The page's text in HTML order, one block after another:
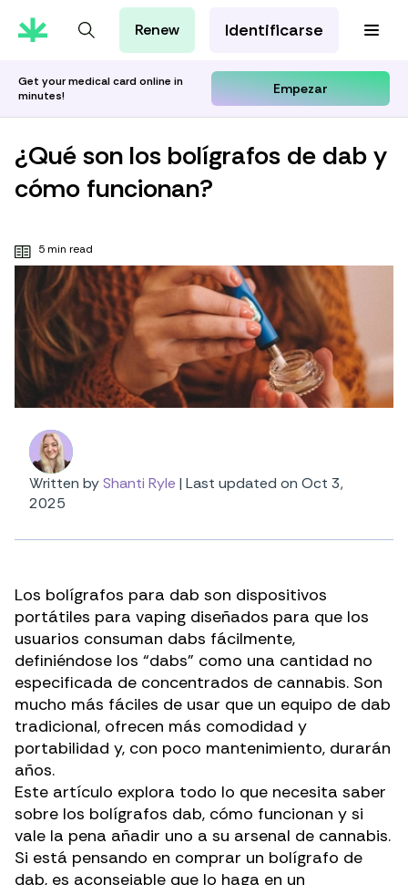
Orientación Cannábica
Aprenda con Leafwell
Renew Identificarse
Get your medical card online in
minutes!
Empezar
¿Qué son los bolígrafos de dab y
cómo funcionan?
5 min read
Written byShanti Ryle | Last updated on Oct 3,
2025
Los bolígrafos para dab son dispositivos
portátiles para vaping diseñados para que los
usuarios consuman dabs fácilmente,
definiéndose los “dabs” como una cantidad no
especificada de concentrados de cannabis. Son
mucho más fáciles de usar que un equipo de dab
tradicional, ofrecen más comodidad y
portabilidad y, con poco mantenimiento, durarán
años.
Este artículo explora todo lo que necesita saber
sobre los bolígrafos dab, cómo funcionan y si
vale la pena añadir uno a su arsenal de cannabis.
Si está pensando en comprar un bolígrafo de
dab, es aconsejable que lo haga en un